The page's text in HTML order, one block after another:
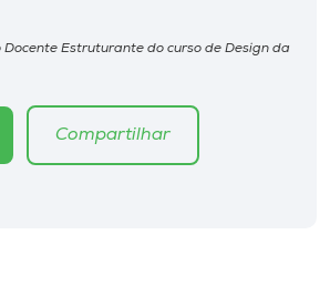
Docente Estruturante do curso de Design da
Compartilhar